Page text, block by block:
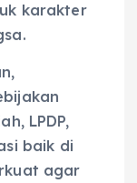
karakter
LPDP,
baik di
agar